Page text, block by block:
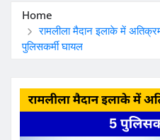
Home
रामलीला मैदान इलाके में
पुलिसकर्मी घायल